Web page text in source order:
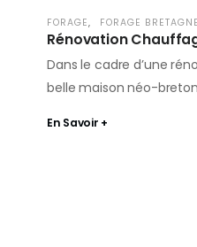
FORAGE, FORAGE
Rénovation
Dans le cadre d’une
belle maison néo-
En Savoir +